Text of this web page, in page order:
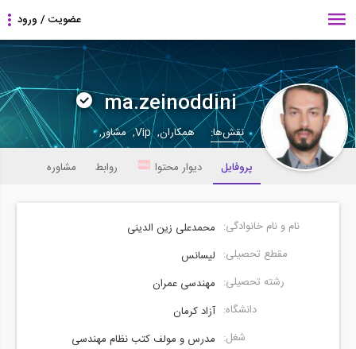
ma.zeinoddini
نقش‌ها:
همکاران, Vip, مشاور,
پروفایل
دیوار محتوا روابط مشاوره
نام و نام خانوادگی: محمدعلی زین الدینی
مقطع تحصیلی: لیسانس
رشته تحصیلی: مهندسی عمران
دانشگاه: آزاد کرمان
شغل: مدرس و مولف کتب نظام مهندسی